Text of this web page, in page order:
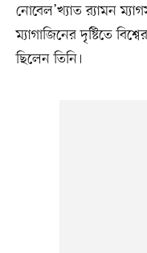
নোবেল’খ্যাত র‍্যামন
ম্যাগাজিনের দৃষ্টিতে
ছিলেন তিনি।